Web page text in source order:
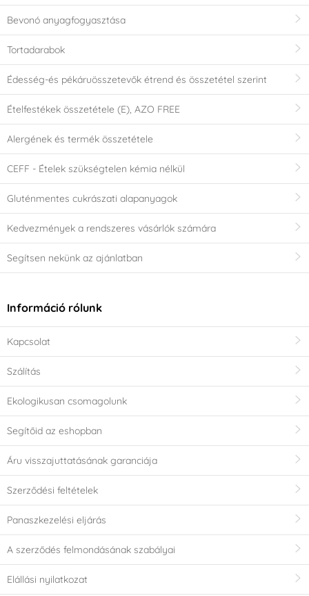
Bevonó anyagfogyasztása
Tortadarabok
Édesség-és pékáruösszetevők étrend és összetétel szerint
Ételfestékek összetétele (E), AZO FREE
Alergének és termék összetétele
CEFF - Ételek szükségtelen kémia nélkül
Gluténmentes cukrászati alapanyagok
Kedvezmények a rendszeres vásárlók számára
Segítsen nekünk az ajánlatban
Információ rólunk
Kapcsolat
Szálítás
Ekologikusan csomagolunk
Segítőid az eshopban
Áru visszajuttatásának garanciája
Szerződési feltételek
Panaszkezelési eljárás
A szerződés felmondásának szabályai
Elállási nyilatkozat